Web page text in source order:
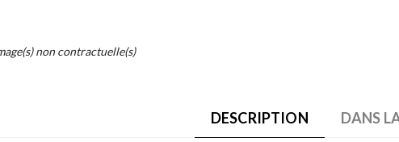
non contractuelle(s)
DESCRIPTION DANS